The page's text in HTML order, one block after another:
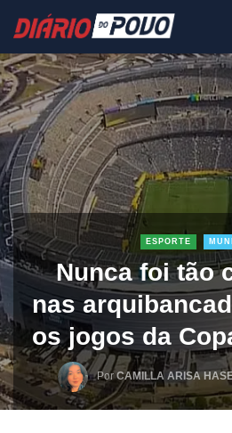
ESPORTE
Nunca foi tão
nas
os jogos da
PorCAMILLA ARISA